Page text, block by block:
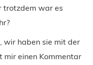
trotzdem war es
wir haben sie mit der
mir einen Kommentar